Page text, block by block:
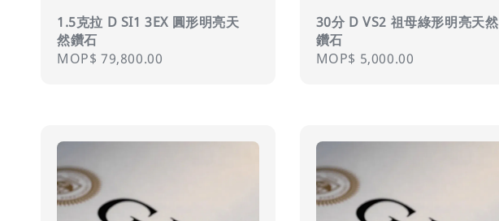
1.5克拉 D SI1 3EX 圓形明亮天
然鑽石
Regular
MOP$ 79,800.00
30分 D VS2 祖母綠形明亮天然
鑽石
Regular
MOP$ 5,000.00